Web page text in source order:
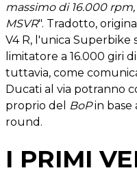
massimo di 16.000
MSVR". Tradotto,
V4 R, l'unica Superbike
limitatore a 16.000 giri
tuttavia, come
Ducati al via potranno
proprio del
BoPin base
round.
I PRIMI